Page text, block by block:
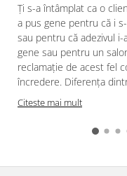
Ți s-a întâmplat ca o
a pus gene pentru că i
sau pentru că adezivul
gene sau pentru un
reclamație de acest fel
încredere. Diferența
Citeste mai mult